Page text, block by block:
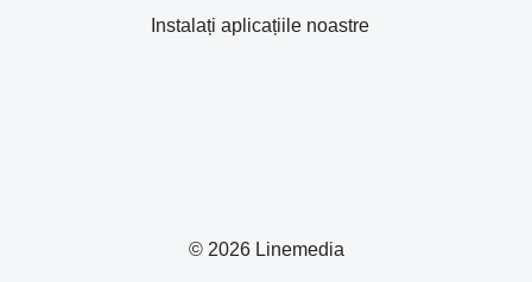
© 2026 Linemedia
Instalați aplicațiile noastre